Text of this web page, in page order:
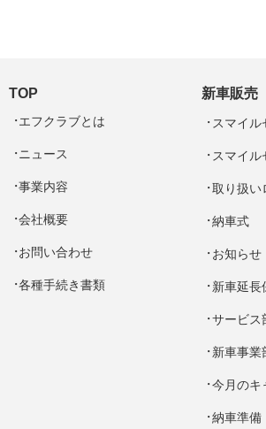
TOP
エフクラブとは
ニュース
事業内容
会社概要
お問い合わせ
各種手続き書類
新車販売
スマイル
スマイル
取り扱い
納車式
お知らせ
新車延長
サービス
新車事業
今月のキ
納車準備